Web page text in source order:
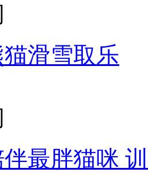
滑雪取乐
最胖猫咪